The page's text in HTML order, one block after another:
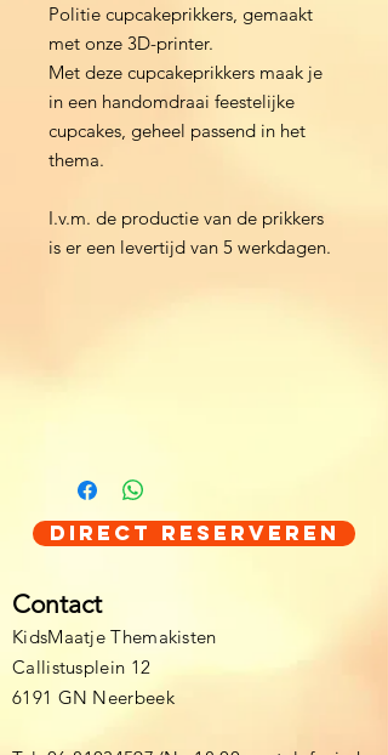
Politie cupcakeprikkers, gemaakt
met onze 3D-printer.
Met deze cupcakeprikkers maak je
in een handomdraai feestelijke
cupcakes, geheel passend in het
thema.
I.v.m. de productie van de prikkers
is er een levertijd van 5 werkdagen.
Direct Reserveren
Contact
KidsMaatje Themakisten
Callistusplein 12
6191 GN Neerbeek